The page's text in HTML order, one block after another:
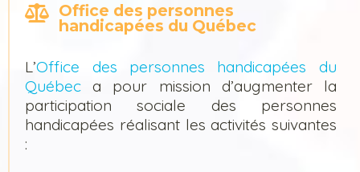
Office des personnes
handicapées du Québec
L’Office des personnes handicapées du
Québec a pour mission d’augmenter la
participation sociale des personnes
handicapées réalisant les activités suivantes
: